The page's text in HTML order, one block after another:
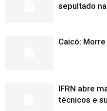
sepultado
Caicó:
IFRN abre
técnicos e